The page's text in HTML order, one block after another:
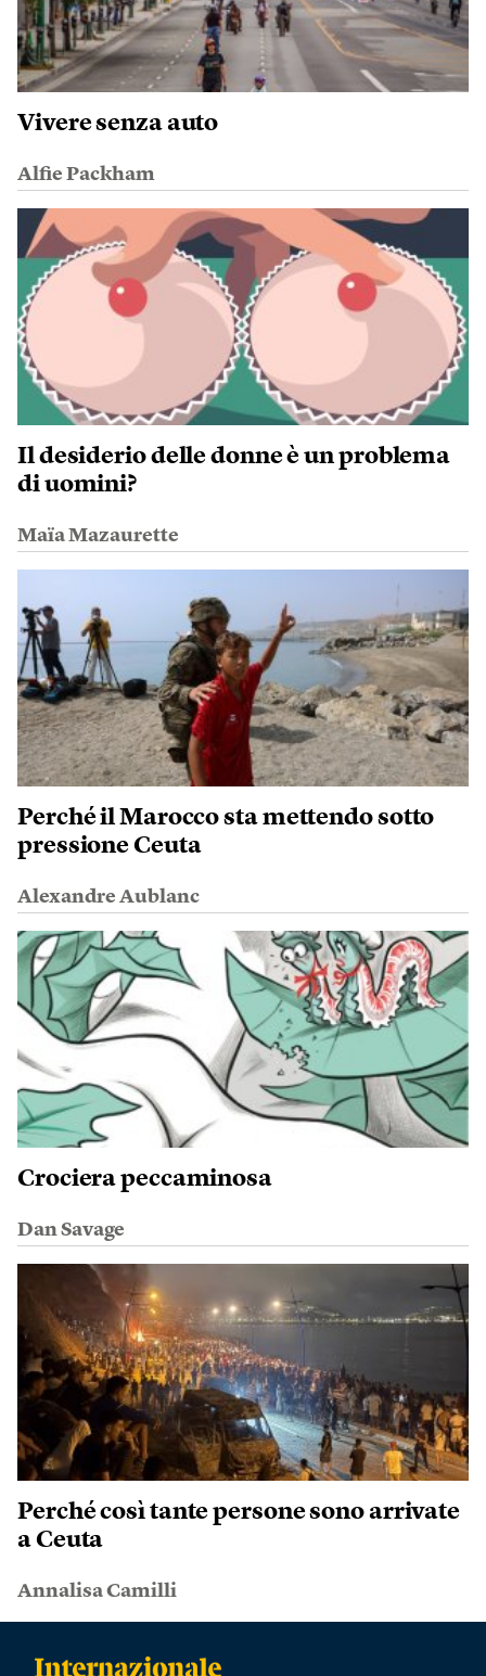
Vivere senza auto
Alfie Packham
Il desiderio delle donne è un problema
di uomini?
Maïa Mazaurette
Perché il Marocco sta mettendo sotto
pressione Ceuta
Alexandre Aublanc
Crociera peccaminosa
Dan Savage
Perché così tante persone sono arrivate
a Ceuta
Annalisa Camilli